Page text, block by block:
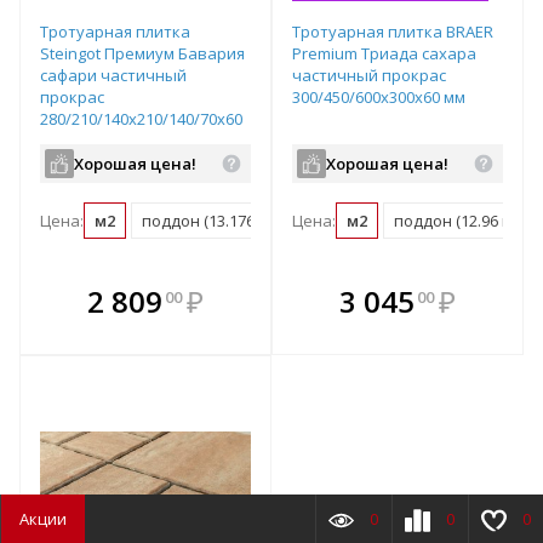
Тротуарная плитка
Steingot Премиум Бавария
сафари частичный
прокрас
280/210/140х210/140/70х60
Хорошая цена!
Цена: м2 поддон (13.176 м2)
2 809 00 ₽
В комплекте
всегда выгоднее!
Тротуарная плитка BRAER
Premium Триада сахара
частичный прокрас
300/450/600х300х60 мм
Хорошая цена!
Цена: м2 поддон (12.96 м2)
В комплекте
всегда выгоднее!
3 045 00 ₽
Акции 0 0 0